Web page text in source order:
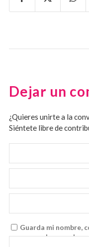
Dejar un
¿Quieres unirte a la
Siéntete libre de
Guarda mi nombre,
navegador para la